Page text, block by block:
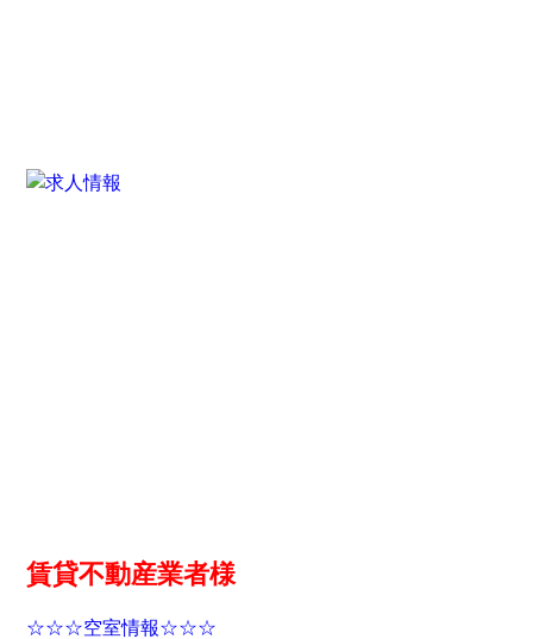
賃貸不動産業者様
☆☆☆空室情報☆☆☆